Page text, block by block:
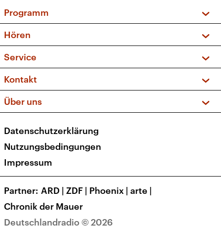
Programm
Sendungen und Podcasts
Musikliste
Kakadu – Das Kinderprogramm
Hören
Frequenzen (UKW + DAB+)
Service
FAQ
Apps
Newsletter
Veranstaltungen
Kontakt
Social Media
Über uns
Presse
Karriere
Transparenz
Deutschlandradio © 2026
Datenschutzerklärung
Nutzungsbedingungen
Impressum
Partner ARD | ZDF | Phoenix | arte |
Chronik der Mauer